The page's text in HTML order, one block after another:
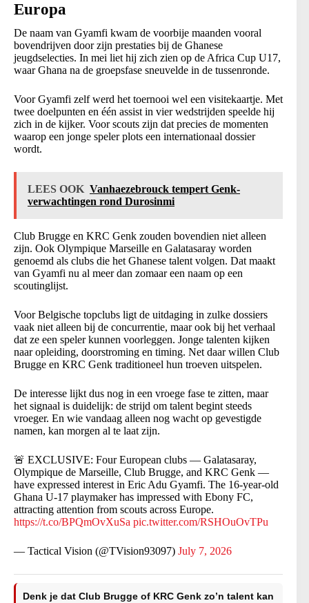
Europa
De naam van Gyamfi kwam de voorbije maanden vooral
bovendrijven door zijn prestaties bij de Ghanese
jeugdselecties. In mei liet hij zich zien op de Africa Cup U17,
waar Ghana na de groepsfase sneuvelde in de tussenronde.
Voor Gyamfi zelf werd het toernooi wel een visitekaartje. Met
twee doelpunten en één assist in vier wedstrijden speelde hij
zich in de kijker. Voor scouts zijn dat precies de momenten
waarop een jonge speler plots een internationaal dossier
wordt.
LEES OOK Vanhaezebrouck tempert Genk-
verwachtingen rond Durosinmi
Club Brugge en KRC Genk zouden bovendien niet alleen
zijn. Ook Olympique Marseille en Galatasaray worden
genoemd als clubs die het Ghanese talent volgen. Dat maakt
van Gyamfi nu al meer dan zomaar een naam op een
scoutinglijst.
Voor Belgische topclubs ligt de uitdaging in zulke dossiers
vaak niet alleen bij de concurrentie, maar ook bij het verhaal
dat ze een speler kunnen voorleggen. Jonge talenten kijken
naar opleiding, doorstroming en timing. Net daar willen Club
Brugge en KRC Genk traditioneel hun troeven uitspelen.
De interesse lijkt dus nog in een vroege fase te zitten, maar
het signaal is duidelijk: de strijd om talent begint steeds
vroeger. En wie vandaag alleen nog wacht op gevestigde
namen, kan morgen al te laat zijn.
🚨 EXCLUSIVE: Four European clubs — Galatasaray,
Olympique de Marseille, Club Brugge, and KRC Genk —
have expressed interest in Eric Adu Gyamfi. The 16-year-old
Ghana U-17 playmaker has impressed with Ebony FC,
attracting attention from scouts across Europe.
https://t.co/BPQmOvXuSa pic.twitter.com/RSHOuOvTPu
— Tactical Vision (@TVision93097) July 7, 2026
Denk je dat Club Brugge of KRC Genk zo’n talent kan